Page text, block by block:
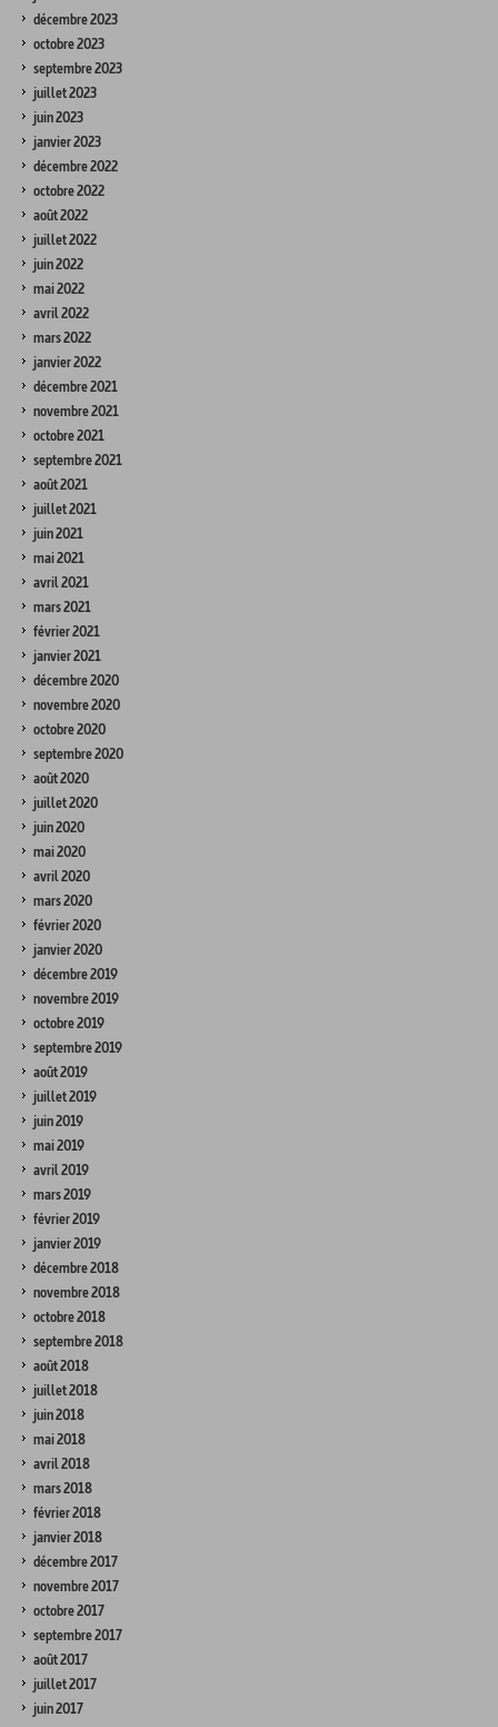
décembre 2023
octobre 2023
septembre 2023
juillet 2023
juin 2023
janvier 2023
décembre 2022
octobre 2022
août 2022
juillet 2022
juin 2022
mai 2022
avril 2022
mars 2022
janvier 2022
décembre 2021
novembre 2021
octobre 2021
septembre 2021
août 2021
juillet 2021
juin 2021
mai 2021
avril 2021
mars 2021
février 2021
janvier 2021
décembre 2020
novembre 2020
octobre 2020
septembre 2020
août 2020
juillet 2020
juin 2020
mai 2020
avril 2020
mars 2020
février 2020
janvier 2020
décembre 2019
novembre 2019
octobre 2019
septembre 2019
août 2019
juillet 2019
juin 2019
mai 2019
avril 2019
mars 2019
février 2019
janvier 2019
décembre 2018
novembre 2018
octobre 2018
septembre 2018
août 2018
juillet 2018
juin 2018
mai 2018
avril 2018
mars 2018
février 2018
janvier 2018
décembre 2017
novembre 2017
octobre 2017
septembre 2017
août 2017
juillet 2017
juin 2017